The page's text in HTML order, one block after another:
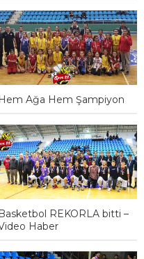
Hem Ağa Hem Şampiyon
Basketbol REKORLA bitti –
Haber